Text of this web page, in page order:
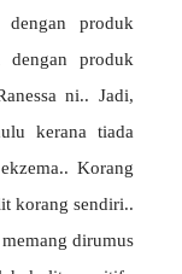
produk
dengan produk
ni.. Jadi,
kerana tiada
Korang
korang sendiri..
dirumus